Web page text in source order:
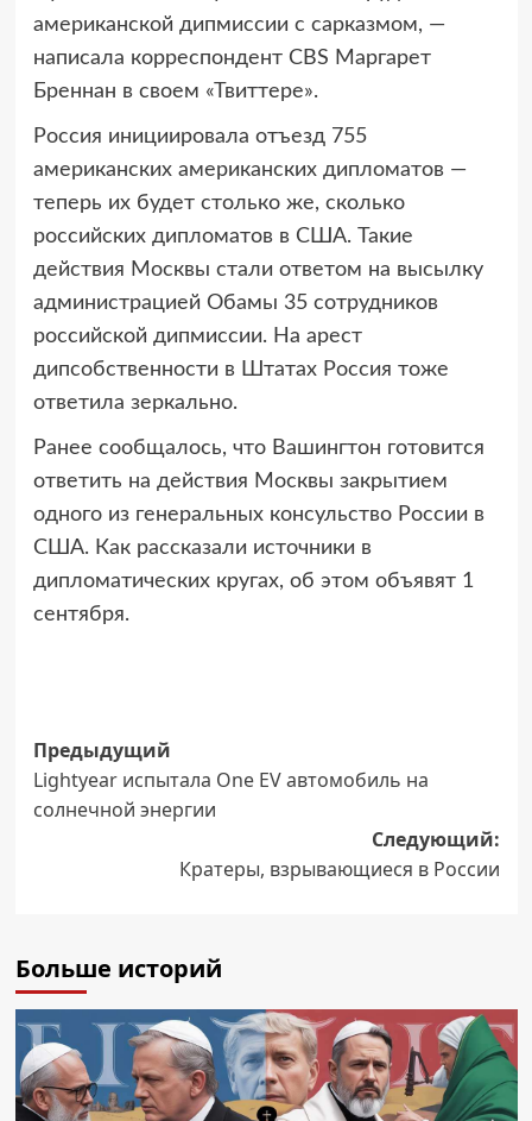
американской дипмиссии с сарказмом, —
написала корреспондент CBS Маргарет
Бреннан в своем «Твиттере».
Россия инициировала отъезд 755
американских американских дипломатов —
теперь их будет столько же, сколько
российских дипломатов в США. Такие
действия Москвы стали ответом на высылку
администрацией Обамы 35 сотрудников
российской дипмиссии. На арест
дипсобственности в Штатах Россия тоже
ответила зеркально.
Ранее сообщалось, что Вашингтон готовится
ответить на действия Москвы закрытием
одного из генеральных консульство России в
США. Как рассказали источники в
дипломатических кругах, об этом объявят 1
сентября.
Навигация
записи
Предыдущий
Lightyear испытала One EV автомобиль на
солнечной энергии
Следующий:
Кратеры, взрывающиеся в России
Больше историй